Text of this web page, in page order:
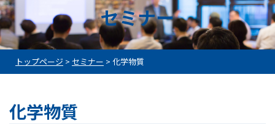
セミナー
トップページ > セミナー > 化学物質
化学物質